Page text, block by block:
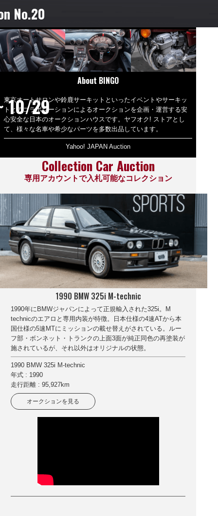
No.20
10/29
About BINGO
東京オートサロンや鈴鹿サーキットといったイベントやサーキッ
トとのコラボレーションによるオークションを企画・運営する安
心安全な日本のオークションハウスです。ヤフオク! ストアとし
て、様々な名車や希少なパーツを多数出品しています。
Yahoo! JAPAN Auction
Collection Car Auction
専用アカウントで入札可能なコレクション
1990 BMW 325i M-technic
1990年にBMWジャパンによって正規輸入された325i。M
technicのエアロと専用内装が特徴。日本仕様の4速ATから本
国仕様の5速MTにミッションの載せ替えがされている。ルー
フ部・ボンネット・トランクの上面3面が純正同色の再塗装が
施されているが、それ以外はオリジナルの状態。
1990 BMW 325i M-technic
年式 : 1990
走行距離 : 95,927km
オークションを見る